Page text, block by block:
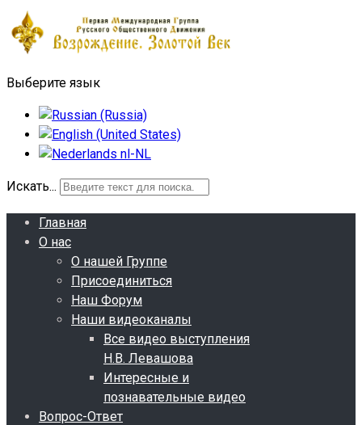
Выберите язык
Искать...
Главная
О нас
О нашей Группе
Присоединиться
Наш Форум
Наши видеоканалы
Все видео выступления
Н.В. Левашова
Интересные и
познавательные видео
Вопрос-Ответ